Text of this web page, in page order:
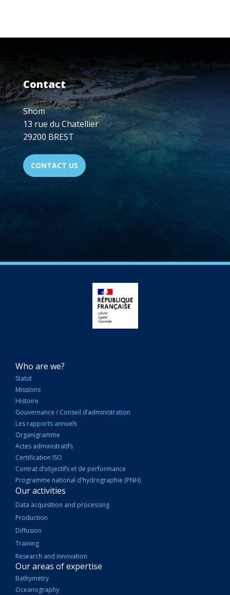
Contact
Shom
13 rue du Chatellier
29200 BREST
CONTACT US
NAVIGATION
PRINCIPALE
Who are we?
Statut
Missions
Histoire
Gouvernance / Conseil d’administration
Les rapports annuels
Organigramme
Actes administratifs
Certification ISO
Contrat d’objectifs et de performance
Programme national d'hydrographie (PNH)
Our activities
Data acquisition and processing
Production
Diffusion
Training
Research and innovation
Our areas of expertise
Bathymetry
Oceanography